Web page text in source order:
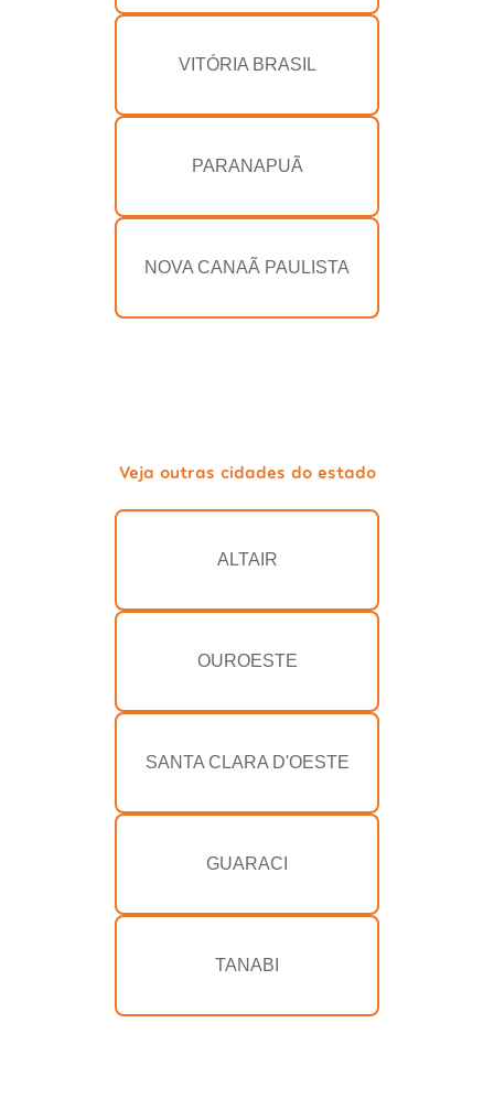
VITÓRIA BRASIL
PARANAPUÃ
NOVA CANAÃ PAULISTA
Veja outras cidades do estado
ALTAIR
OUROESTE
SANTA CLARA D'OESTE
GUARACI
TANABI